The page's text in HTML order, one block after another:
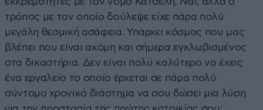
τρόπος με τον οποίο δούλεψε είχε πάρα πολύ
μεγάλη θεσμική ασάφεια. Υπάρχει κόσμος που μας
βλέπει που είναι ακόμη και σήμερα εγκλωβισμένος
στα δικαστήρια. Δεν είναι πολύ καλύτερο να έχεις
ένα εργαλείο το οποίο έρχεται σε πάρα πολύ
σύντομο χρονικό διάστημα να σου δώσει μια λύση